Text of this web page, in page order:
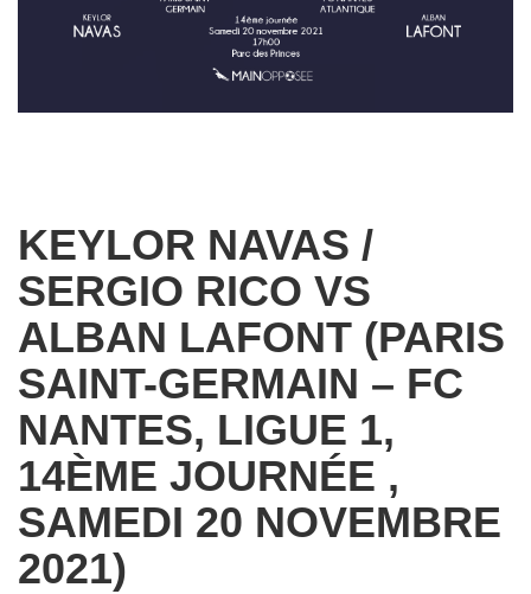
KEYLOR NAVAS /
SERGIO RICO VS
ALBAN LAFONT (PARIS
SAINT-GERMAIN – FC
NANTES, LIGUE 1,
14ÈME JOURNÉE ,
SAMEDI 20 NOVEMBRE
2021)